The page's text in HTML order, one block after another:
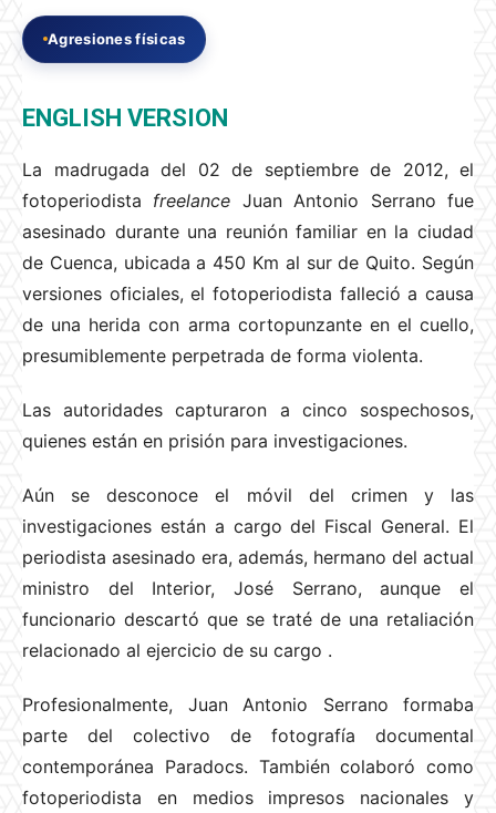
Agresiones físicas
ENGLISH VERSION
La madrugada del 02 de septiembre de 2012, el
fotoperiodista freelance Juan Antonio Serrano fue
asesinado durante una reunión familiar en la ciudad
de Cuenca, ubicada a 450 Km al sur de Quito. Según
versiones oficiales, el fotoperiodista falleció a causa
de una herida con arma cortopunzante en el cuello,
presumiblemente perpetrada de forma violenta.
Las autoridades capturaron a cinco sospechosos,
quienes están en prisión para investigaciones.
Aún se desconoce el móvil del crimen y las
investigaciones están a cargo del Fiscal General. El
periodista asesinado era, además, hermano del actual
ministro del Interior, José Serrano, aunque el
funcionario descartó que se traté de una retaliación
relacionado al ejercicio de su cargo .
Profesionalmente, Juan Antonio Serrano formaba
parte del colectivo de fotografía documental
contemporánea Paradocs. También colaboró como
fotoperiodista en medios impresos nacionales y